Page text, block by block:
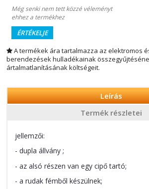
Még senki nem tett közzé véleményt
ehhez a termékhez
ÉRTÉKELJE
A termékek ára tartalmazza az elektromos
berendezések hulladékainak
ártalmatlanításának költségeit.
Leírás
Termék részletei
jellemzői:
- dupla állvány ;
- az alsó részen van egy cipő tartó;
- a rudak fémből készülnek;